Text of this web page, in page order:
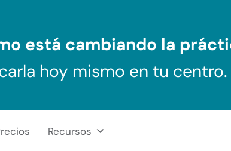
está cambiando la
hoy mismo en tu centro.
Recursos